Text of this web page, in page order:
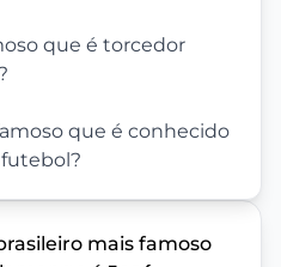
que é torcedor
que é conhecido
futebol?
mais famoso